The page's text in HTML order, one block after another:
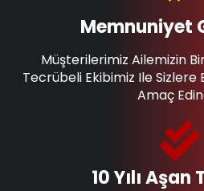
10 Yılı
Memnuniyet
Müşterilerimiz Ailemizin
Tecrübeli Ekibimiz Ile Sizlere
Amaç